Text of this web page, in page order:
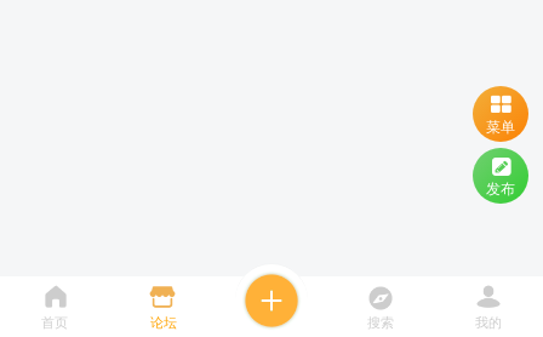
首页 论坛 搜索 我的
菜单
发布